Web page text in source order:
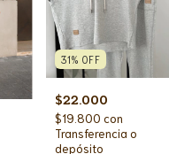
31% OFF
$22.000
$19.800 con
Transferencia o
depósito